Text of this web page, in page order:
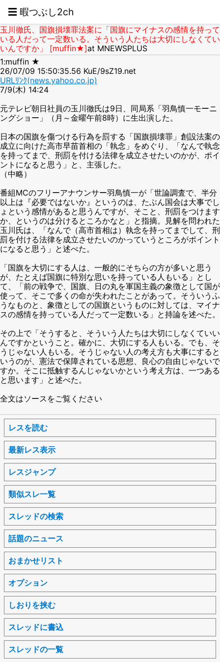
☰ 暇つぶし2ch
玉川徹氏、国旗損壊罪法案に「国旗にマイナスの感情を持って
いる人だって一定数いる。そういう人たちは大切にしなくてい
いんですか」 [muffin★]at MNEWSPLUS
1:muffin ★
26/07/09 15:50:35.56 KuE/9sZ19.net
URLﾘﾝｸ(news.yahoo.co.jp)
7/9(木) 14:24
元テレビ朝日社員の玉川徹氏は9日、同局系「羽鳥慎一モーニ
ングショー」（月～金曜午前8時）に生出演した。
日本の国旗を傷つける行為を罰する「国旗損壊罪」創設法案の
成立に向けた高市早苗首相の「執念」をめぐり、「なんで執念
を持ってまで、刑罰を付ける法律を成立させたいのかが、ポイ
ントになると思う」と、主張した。
（中略）
番組MCのフリーアナウンサー羽鳥慎一が「世論調査で、半分
以上は『必要ではないか』というのは、たぶん国会は大事でし
ょという感情があると思うんですが、そこと、刑罰をつけます
か、というのは分けるところかなと」と指摘。見解を問われた
玉川氏は、「なんで（高市首相は）執念を持ってまでして、刑
罰を付ける法律を成立させたいのかっていうところがポイント
になると思う」と述べた。
「国旗を大切にする人は、一般的にそちらの方が多いと思う
が、たとえば国旗に特別な思いを持っている人もいる」とし
て、「前の戦争で、国旗、日の丸を軍国主義の象徴として国が
使って、そこで多くの命が失われたことがあって。そういうふ
うなものと、象徴としての国旗というものに対しては、マイナ
スの感情を持っている人だって一定数いる」と持論を述べた。
その上で「そうすると、そういう人たちは大切にしなくていい
んですかということ。確かに、大切にする人もいる。でも、そ
うじゃない人もいる。そうじゃない人の考え方も大事にすると
いうのが、憲法で保障されている思想、良心の自由じゃないで
すか。そこに抵触するんじゃないかという考え方は、一つある
と思います」と述べた。
全文はソースをご覧ください
レスを読む
最新レス表示
レスジャンプ
類似スレ一覧
スレッドの検索
話題のニュース
おまかせリスト
オプション
しおりを挟む
スレッドに書込
スレッドの一覧